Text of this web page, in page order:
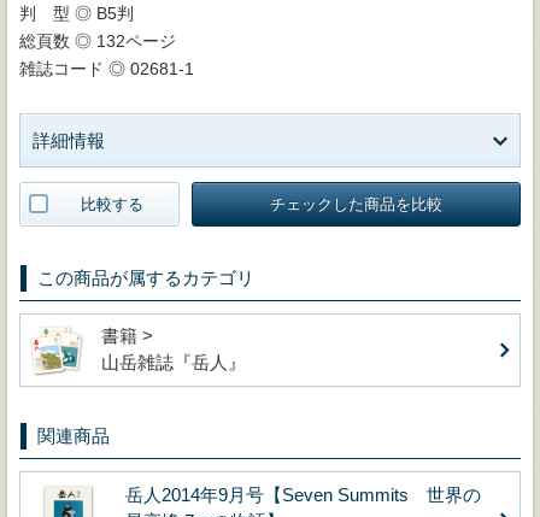
判 型 ◎ B5判
総頁数 ◎ 132ページ
雑誌コード ◎ 02681-1
詳細情報
比較する チェックした商品を比較
この商品が属するカテゴリ
書籍 >
山岳雑誌『岳人』
関連商品
岳人2014年9月号【Seven Summits 世界の